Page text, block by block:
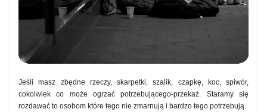
Jeśli masz zbędne rzeczy, skarpetki, szalik, czapkę, koc, spiwór,
cokolwiek co może ogrzać potrzebującego-przekaż. Staramy się
rozdawać to osobom które tego nie zmarnują i bardzo tego potrzebują.